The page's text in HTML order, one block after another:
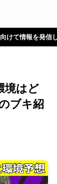
しています。
境はど
ブキ紹